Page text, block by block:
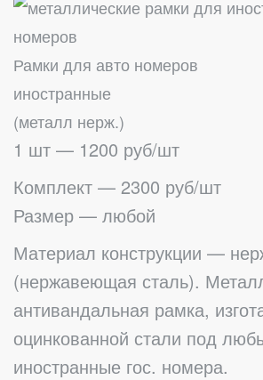
Рамки для авто номеров
иностранные
(металл нерж.)
1 шт — 1200 руб/шт
Комплект — 2300 руб/шт
Размер — любой
Материал конструкции —
(нержавеющая сталь).
антивандальная рамка,
оцинкованной стали под
иностранные гос. номера.